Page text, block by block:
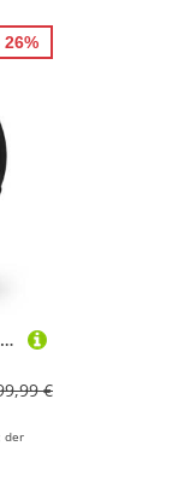
Garmin Forerunner 55 – GPS-Laufuhr mit 1,04“ Always-On-Farbdisplay, täglichen Trainingsempfehlungen, Laufzeitprognose, Sport-Apps und bis zu 14 Tagen Akkulaufzeit
€
der
26%